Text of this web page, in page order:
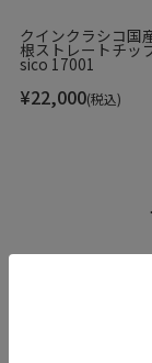
クインクラシコ国
根ストレートチッ
sico 17001
¥22,000(税込)